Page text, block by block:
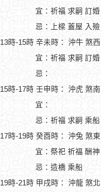
宜：祈福 求嗣 訂
忌：上樑 蓋屋 入殮
13時-15時 辛未時： 沖牛 煞
宜：祈福 求嗣 訂
忌：
15時-17時 壬申時： 沖虎 煞
宜：
忌：祈福 求嗣 乘
17時-19時 癸酉時： 沖兔 煞
宜：祭祀 祈福 酬
忌：造橋 乘船
19時-21時 甲戌時： 沖龍 煞